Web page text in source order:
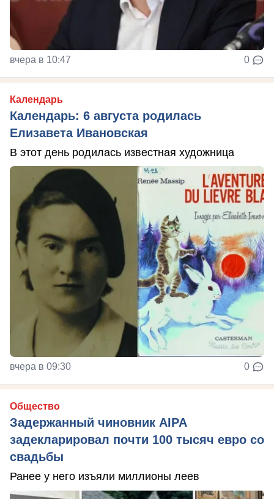
вчера в 10:47 0
Календарь
Календарь: 6 августа родилась
Елизавета Ивановская
В этот день родилась известная художница
вчера в 09:30 0
Общество
Задержанный чиновник AIPA
задекларировал почти 100 тысяч евро со
свадьбы
Ранее у него изъяли миллионы леев